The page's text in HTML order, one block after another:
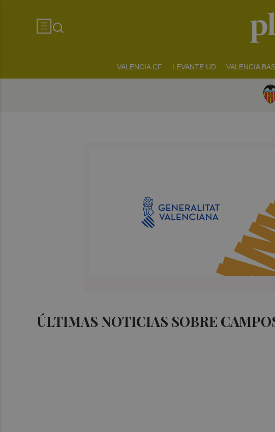
VALENCIA CF LEVANTE UD VALENCIA
ÚLTIMAS NOTICIAS SOBRE